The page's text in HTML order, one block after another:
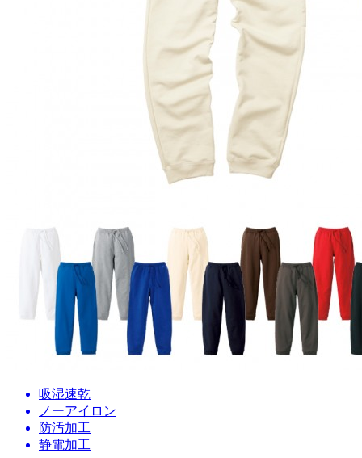
吸湿速乾
ノーアイロン
防汚加工
静電加工